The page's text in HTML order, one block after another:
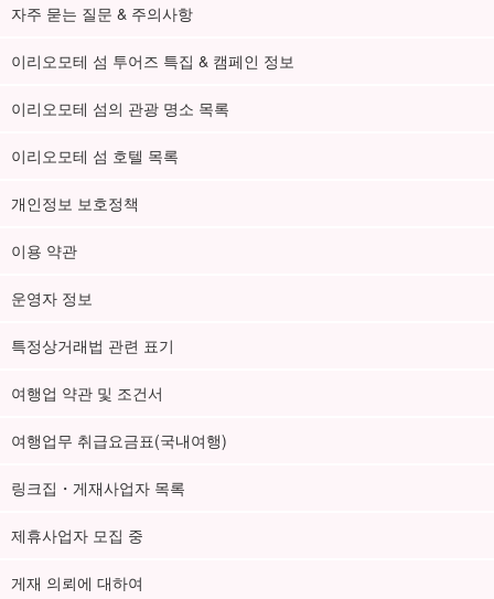
자주 묻는 질문 & 주의사항
이리오모테 섬 투어즈 특집 & 캠페인 정보
이리오모테 섬의 관광 명소 목록
이리오모테 섬 호텔 목록
개인정보 보호정책
이용 약관
운영자 정보
특정상거래법 관련 표기
여행업 약관 및 조건서
여행업무 취급요금표(국내여행)
링크집・게재사업자 목록
제휴사업자 모집 중
게재 의뢰에 대하여